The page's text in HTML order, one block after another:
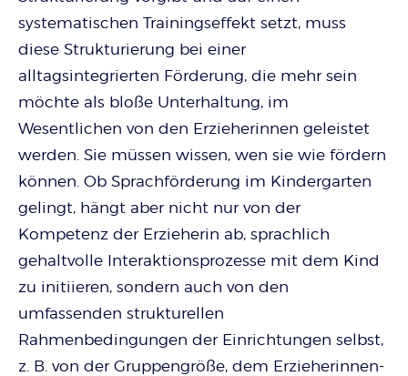
systematischen Trainingseffekt setzt, muss
diese Strukturierung bei einer
alltagsintegrierten Förderung, die mehr sein
möchte als bloße Unterhaltung, im
Wesentlichen von den Erzieherinnen geleistet
werden. Sie müssen wissen, wen sie wie fördern
können. Ob Sprachförderung im Kindergarten
gelingt, hängt aber nicht nur von der
Kompetenz der Erzieherin ab, sprachlich
gehaltvolle Interaktionsprozesse mit dem Kind
zu initiieren, sondern auch von den
umfassenden strukturellen
Rahmenbedingungen der Einrichtungen selbst,
z. B. von der Gruppengröße, dem Erzieherinnen-